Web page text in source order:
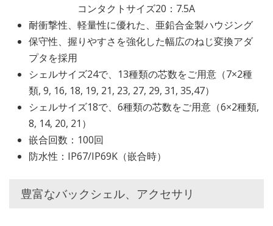
コンタクトサイズ20：7.5A
耐衝撃性、軽量性に優れた、亜鉛合金製ハウジング
保守性、握りやすさを強化した幅広のねじ変換アダ
プタを採用
シェルサイズ24で、13種類の芯数をご用意（7×2種
類, 9, 16, 18, 19, 21, 23, 27, 29, 31, 35,47）
シェルサイズ18で、6種類の芯数をご用意（6×2種類,
8, 14, 20, 21）
嵌合回数：100回
防水性：IP67/IP69K（嵌合時）
豊富なバックシェル、アクセサリ